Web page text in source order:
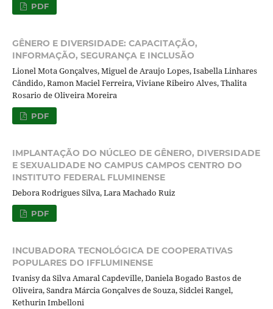
PDF
GÊNERO E DIVERSIDADE: CAPACITAÇÃO,
INFORMAÇÃO, SEGURANÇA E INCLUSÃO
Lionel Mota Gonçalves, Miguel de Araujo Lopes, Isabella Linhares
Cândido, Ramon Maciel Ferreira, Viviane Ribeiro Alves, Thalita
Rosario de Oliveira Moreira
PDF
IMPLANTAÇÃO DO NÚCLEO DE GÊNERO, DIVERSIDADE
E SEXUALIDADE NO CAMPUS CAMPOS CENTRO DO
INSTITUTO FEDERAL FLUMINENSE
Debora Rodrigues Silva, Lara Machado Ruiz
PDF
INCUBADORA TECNOLÓGICA DE COOPERATIVAS
POPULARES DO IFFLUMINENSE
Ivanisy da Silva Amaral Capdeville, Daniela Bogado Bastos de
Oliveira, Sandra Márcia Gonçalves de Souza, Sidclei Rangel,
Kethurin Imbelloni